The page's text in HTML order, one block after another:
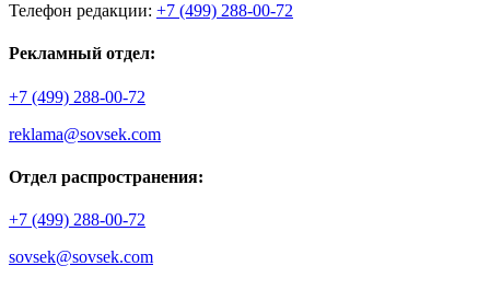
Телефон редакции: +7 (499) 288-00-72
Рекламный отдел:
+7 (499) 288-00-72
reklama@sovsek.com
Отдел распространения:
+7 (499) 288-00-72
sovsek@sovsek.com